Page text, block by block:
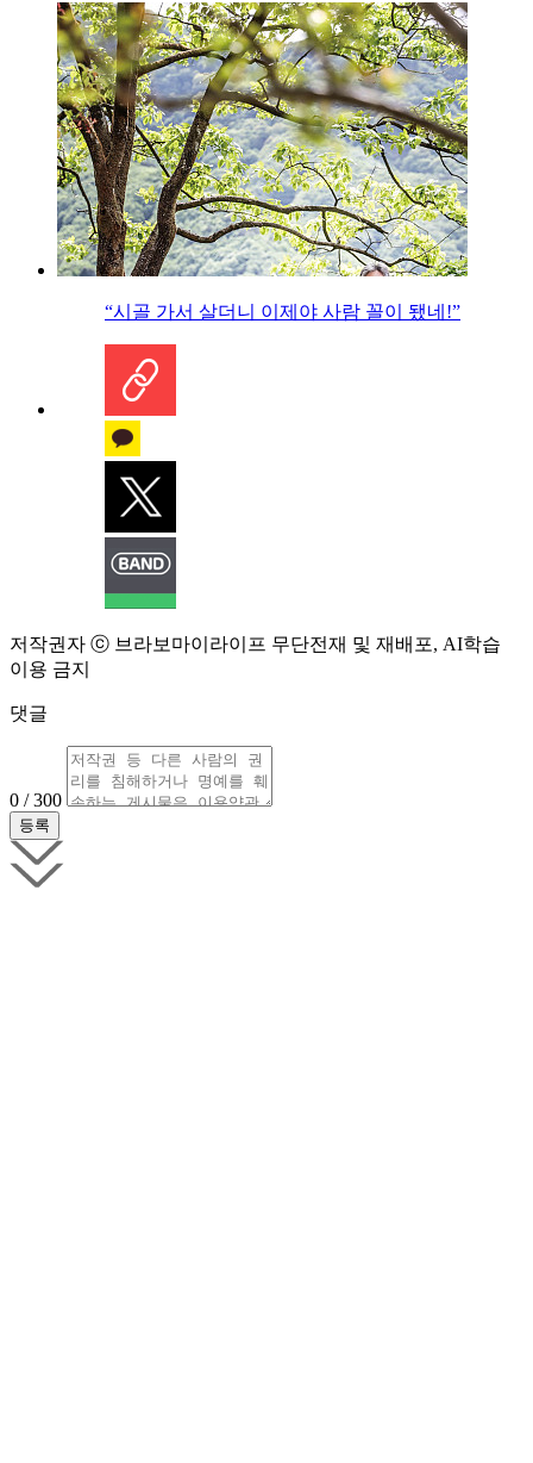
“시골 가서 살더니 이제야 사람 꼴이 됐네!”
저작권자 ⓒ 브라보마이라이프 무단전재 및 재배포, AI학습
이용 금지
댓글
0 / 300